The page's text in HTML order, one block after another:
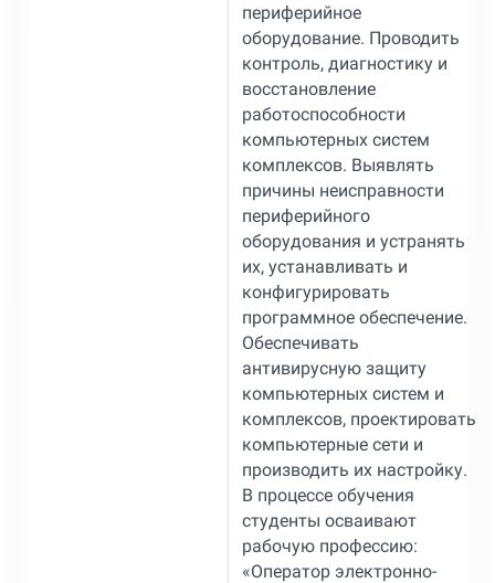
периферийное
оборудование. Проводить
контроль, диагностику и
восстановление
работоспособности
компьютерных систем
комплексов. Выявлять
причины неисправности
периферийного
оборудования и устранять
их, устанавливать и
конфигурировать
программное обеспечение.
Обеспечивать
антивирусную защиту
компьютерных систем и
комплексов, проектировать
компьютерные сети и
производить их настройку.
В процессе обучения
студенты осваивают
рабочую профессию:
«Оператор электронно-